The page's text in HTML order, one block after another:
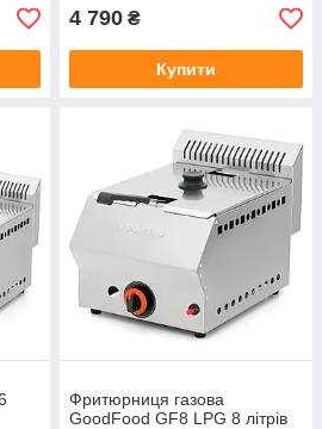
4 790 ₴
Купити
Фритюрниця газова
GoodFood GF8 LPG 8 літрів